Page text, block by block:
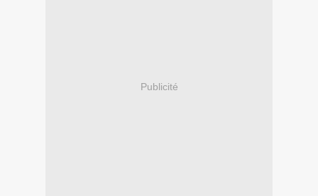
Publicité